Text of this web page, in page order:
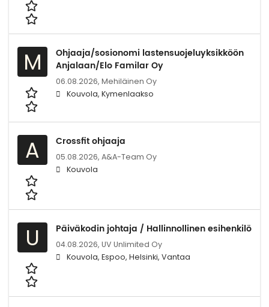
M
Ohjaaja/sosionomi lastensuojeluyksikköön
Anjalaan/Elo Familar Oy
06.08.2026, Mehiläinen Oy
Kouvola, Kymenlaakso
A Crossfit ohjaaja
05.08.2026, A&A-Team Oy
Kouvola
U Päiväkodin johtaja / Hallinnollinen esihenkilö
04.08.2026, UV Unlimited Oy
Kouvola, Espoo, Helsinki, Vantaa